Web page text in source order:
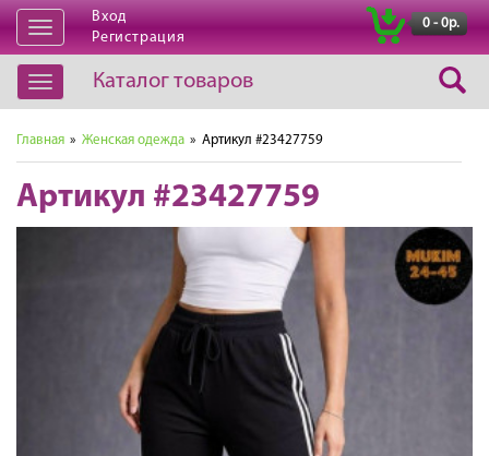
Открыть
навигацию
Вход
Регистрация
0 - 0р.
Открыть
навигацию
Каталог товаров
Главная » Женская одежда » Артикул #23427759
Артикул #23427759